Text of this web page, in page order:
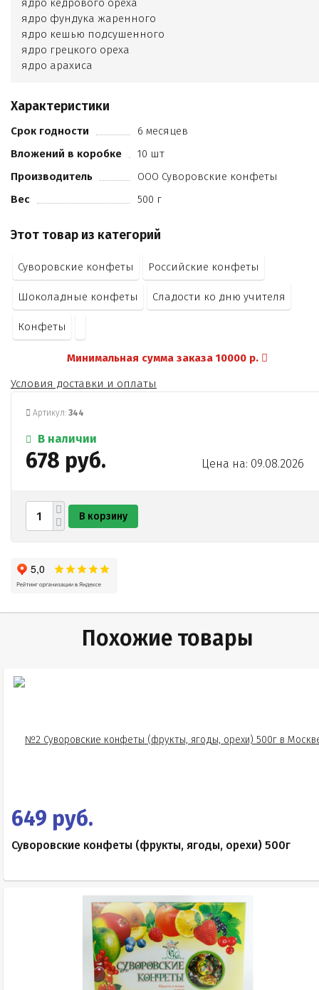
ядро кедрового ореха
ядро фундука жаренного
ядро кешью подсушенного
ядро грецкого ореха
ядро арахиса
патока
сахар
какао-масло
эквивалент какао-масло
эмульгаторы
йогурт обезжиренный сухой)
сахар
масло какао
эмульгатор лецититн совевый
начинка жировая со вкусом шоколад(сахар
какао-продукты
сухие молочные продукты
эмульгатор)
пищевая добавка глянцеватель "Квик Шайн".
Характеристики
Срок годности
6 месяцев
Вложений в коробке
10 шт
Производитель
ООО Суворовские конфеты
Вес
500 г
Этот товар из категорий
Суворовские конфеты Российские конфеты
Шоколадные конфеты Сладости ко дню учителя
Конфеты
Минимальная сумма заказа 10000 р.
Условия доставки и оплаты
Артикул: 344
В наличии
678 руб. Цена на: 09.08.2026
В корзину
Похожие товары
649 руб.
Суворовские конфеты (фрукты, ягоды, орехи) 500г